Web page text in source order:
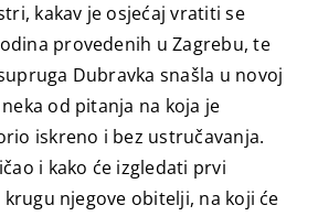
kakav je osjećaj vratiti se
provedenih u Zagrebu, te
Dubravka snašla u novoj
od pitanja na koja je
iskreno i bez ustručavanja.
i kako će izgledati prvi
njegove obitelji, na koji će